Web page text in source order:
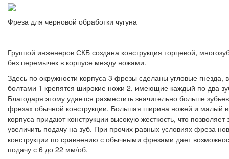
Фреза для черновой обработки чугуна
Группой инженеров СКБ создана конструкция торцевой,
без перемычек в корпусе между ножами.
Здесь по окружности корпуса 3 фрезы сделаны угловые гнезда,
болтами 1 крепятся широкие ножи 2, имеющие каждый по два
Благодаря этому удается разместить значительно больше
фрезах обычной конструкции. Большая ширина ножей и малый
корпуса придают конструкции высокую жесткость, что позволяет
увеличить подачу на зуб. При прочих равных условиях фреза
конструкции по сравнению с обычными фрезами дает
подачу с 6 до 22 мм/об.